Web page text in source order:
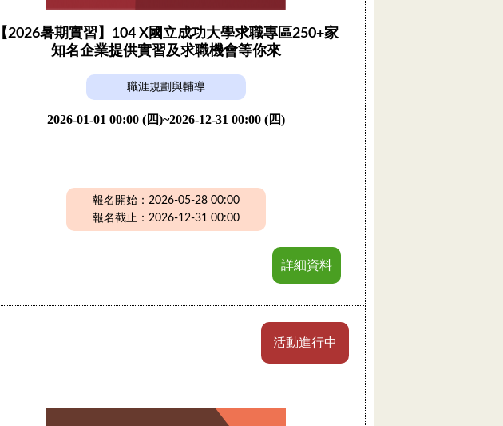
【2026暑期實習】104 X國立成功大學求職專區250+家
知名企業提供實習及求職機會等你來
職涯規劃與輔導
2026-01-01 00:00 (四)~2026-12-31 00:00 (四)
報名開始：2026-05-28 00:00
報名截止：2026-12-31 00:00
詳細資料
活動進行中